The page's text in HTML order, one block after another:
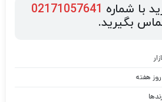
با شماره 02171057641
بگیرید.